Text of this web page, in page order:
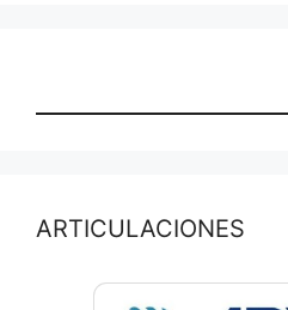
ARTICULACIONES